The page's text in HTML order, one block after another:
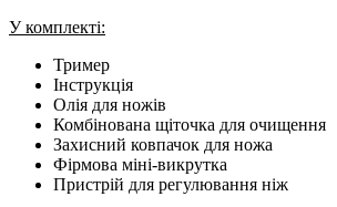
У комплекті:
Тример
Інструкція
Олія для ножів
Комбінована щіточка для очищення
Захисний ковпачок для ножа
Фірмова міні-викрутка
Пристрій для регулювання ніж